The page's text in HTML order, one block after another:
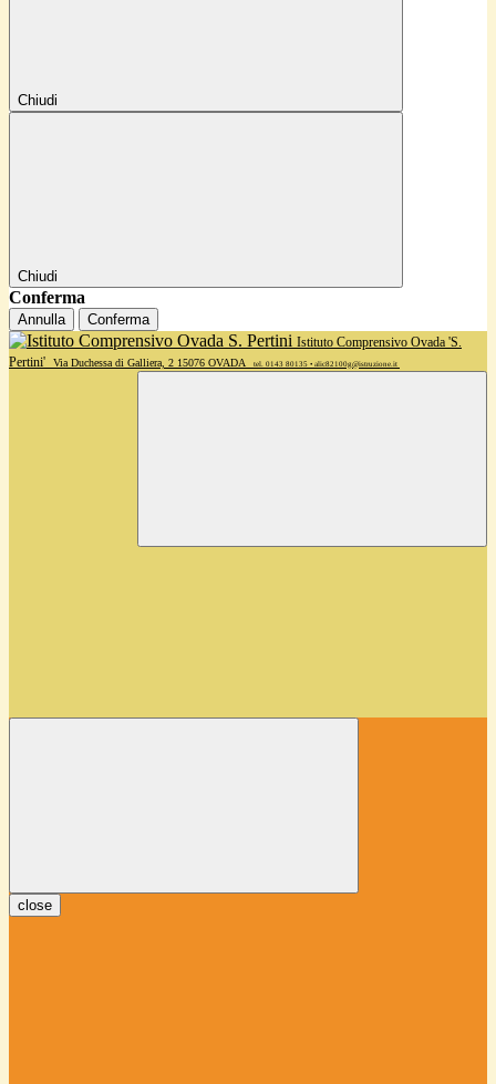
Chiudi
Chiudi
Conferma
Annulla Conferma
Istituto Comprensivo Ovada 'S.
Pertini'
Via Duchessa di Galliera, 2 15076 OVADA tel. 0143 80135 • alic82100g@istruzione.it
close